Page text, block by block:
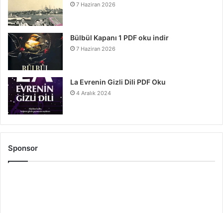
7 Haziran 2026
Bülbül Kapanı 1 PDF oku indir
7 Haziran 2026
La Evrenin Gizli Dili PDF Oku
4 Aralık 2024
Sponsor